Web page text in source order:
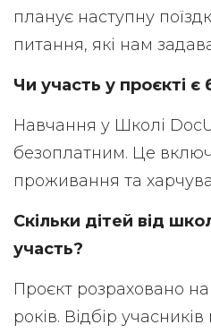
планує наступну
питання, які нам
Чи участь у проєкті
Навчання у Школі
безоплатним. Це
проживання та
Скільки дітей від
участь?
Проєкт розраховано на
років. Відбір